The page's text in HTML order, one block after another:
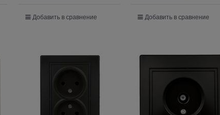
Добавить в сравнение Добавить в сравнение